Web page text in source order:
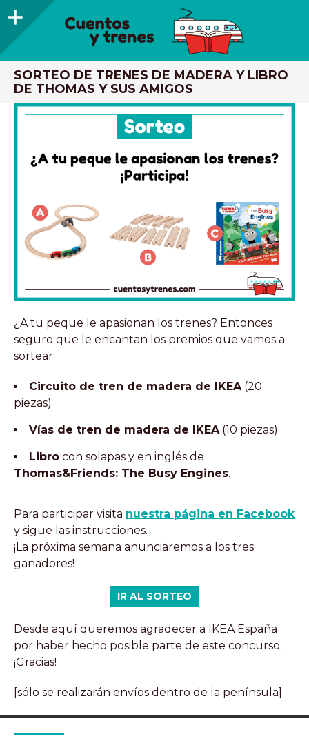
Barra
CUENTOS Y TRENES
SORTEO DE TRENES DE MADERA Y LIBRO
DE THOMAS Y SUS AMIGOS
¿A tu peque le apasionan los trenes? Entonces
seguro que le encantan los premios que vamos a
sortear:
Circuito de tren de madera de IKEA(20
piezas)
Vías de tren de madera de IKEA(10 piezas)
Libro con solapas y en inglés de
Thomas&Friends: The Busy Engines.
Para participar visita nuestra página en Facebook
y sigue las instrucciones.
¡La próxima semana anunciaremos a los tres
ganadores!
IR AL SORTEO
Desde aquí queremos agradecer a IKEA España
por haber hecho posible parte de este concurso.
¡Gracias!
[sólo se realizarán envíos dentro de la península]